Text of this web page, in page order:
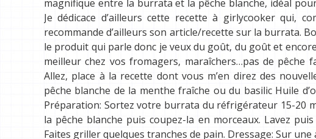
magnifique entre la burrata et la pêche blanche, idéal
Je dédicace d’ailleurs cette recette à girlycooker qui,
recommande d’ailleurs son article/recette sur la burrata.
le produit qui parle donc je veux du goût, du goût et
meilleur chez vos fromagers, maraîchers…pas de
Allez, place à la recette dont vous m’en direz des
pêche blanche de la menthe fraîche ou du basilic Huile
Préparation: Sortez votre burrata du réfrigérateur 15-20
la pêche blanche puis coupez-la en morceaux. Lavez
Faites griller quelques tranches de pain. Dressage: Sur